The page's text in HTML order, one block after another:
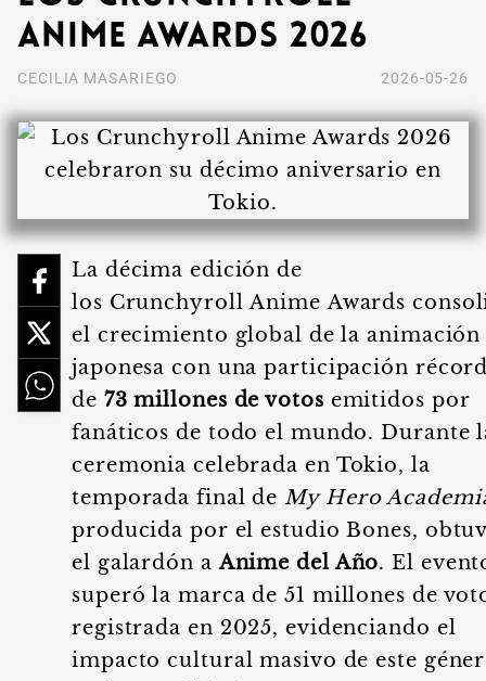
Anime Awards 2026
CECILIA MASARIEGO 2026-05-26
La décima edición de
los Crunchyroll Anime Awards
el crecimiento global de la animación
japonesa con una participación
de 73 millones de votos emitidos por
fanáticos de todo el mundo. Durante
ceremonia celebrada en Tokio, la
temporada final de My Hero
producida por el estudio Bones,
el galardón aAnime del Año. El
superó la marca de 51 millones de
registrada en 2025, evidenciando el
impacto cultural masivo de este